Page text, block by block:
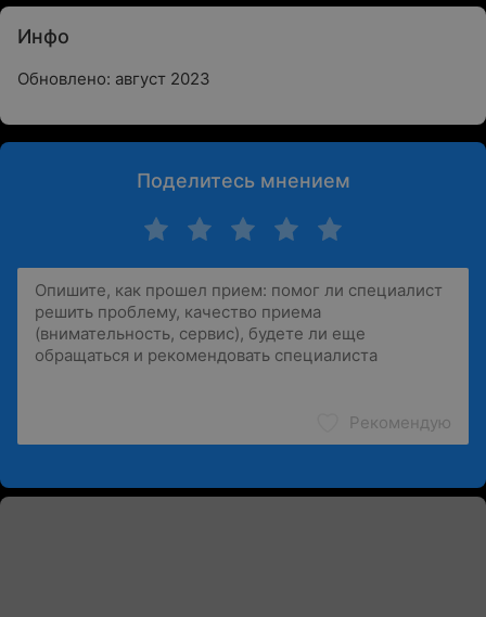
Инфо
Обновлено: август 2023
Поделитесь мнением
Рекомендую